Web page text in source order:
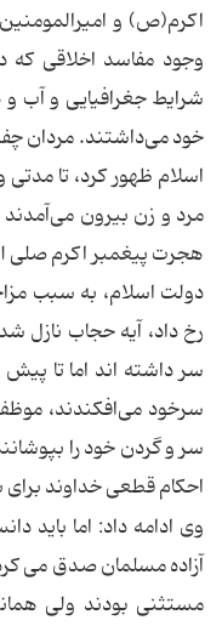
اکرم(ص) و
وجود مفاسد اخلاقی که
شرایط جغرافیایی و آب
خود می‌داشتند. مردان
اسلام ظهور کرد، تا
مرد و زن بیرون می‌آمدند
هجرت پیغمبر اکرم صلی
دولت اسلام، به سبب
رخ داد، آیه حجاب نازل
سر داشته اند اما تا
سرخود می‌افکندند،
سر و گردن خود را
احکام قطعی خداوند
وی ادامه داد: اما باید
آزاده مسلمان صدق می
مستثنی بودند ولی